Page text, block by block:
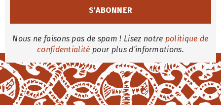
Nous ne faisons pas de spam ! Lisez notre politique de
confidentialité pour plus d'informations.